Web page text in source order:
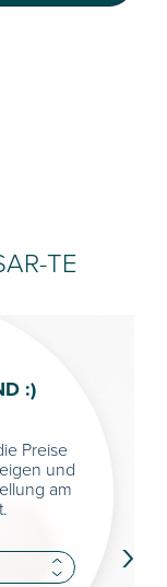
TE
›
:)
Preise
und
am